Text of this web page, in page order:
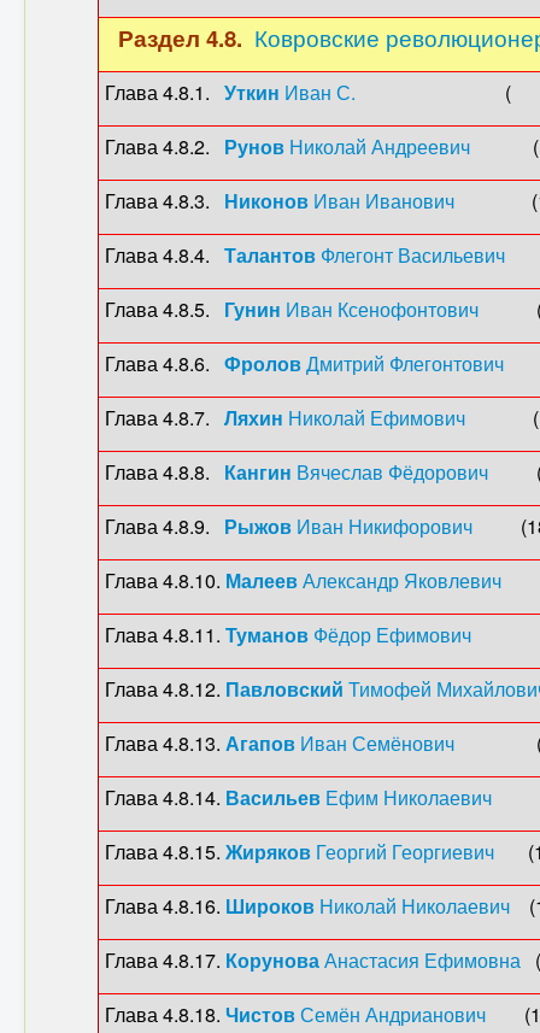
Раздел 4.8. Ковровские
Глава 4.8.1. Уткин Иван С. ( -1911),
Глава 4.8.2. Рунов Николай Андреевич
Глава 4.8.3. Никонов Иван Иванович
Глава 4.8.4. Талантов Флегонт Васильевич
Глава 4.8.5. Гунин Иван Ксенофонтович
Глава 4.8.6. ФроловДмитрий Флегонтович
Глава 4.8.7. Ляхин Николай Ефимович
Глава 4.8.8. Кангин Вячеслав Фёдорович
Глава 4.8.9. Рыжов Иван Никифорович
Глава 4.8.10. МалеевАлександр Яковлевич
Глава 4.8.11. Туманов Фёдор Ефимович
Глава 4.8.12. Павловский Тимофей
Глава 4.8.13. Агапов Иван Семёнович
Глава 4.8.14. Васильев Ефим Николаевич
Глава 4.8.15. Жиряков Георгий Георгиевич
Глава 4.8.16. Широков Николай Николаевич
Глава 4.8.17. КоруноваАнастасия Ефимовна
Глава 4.8.18. ЧистовСемён Андрианович